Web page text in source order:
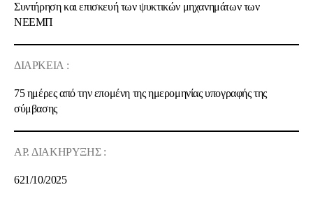
Συντήρηση και επισκευή των ψυκτικών μηχανημάτων των
ΝΕΕΜΠ
ΔΙΑΡΚΕΙΑ :
75 ημέρες από την επομένη της ημερομηνίας υπογραφής της
σύμβασης
ΑΡ. ΔΙΑΚΗΡΥΞΗΣ :
621/10/2025